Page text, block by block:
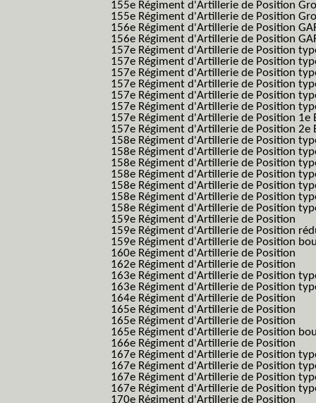
155e Régiment d'Artillerie de Position
155e Régiment d'Artillerie de Position
156e Régiment d'Artillerie de Position
156e Régiment d'Artillerie de Position
157e Régiment d'Artillerie de Position
157e Régiment d'Artillerie de Position
157e Régiment d'Artillerie de Position
157e Régiment d'Artillerie de Position
157e Régiment d'Artillerie de Position
157e Régiment d'Artillerie de Position
157e Régiment d'Artillerie de Position 1e
157e Régiment d'Artillerie de Position 2e
158e Régiment d'Artillerie de Position
158e Régiment d'Artillerie de Position
158e Régiment d'Artillerie de Position
158e Régiment d'Artillerie de Position
158e Régiment d'Artillerie de Position
158e Régiment d'Artillerie de Position
158e Régiment d'Artillerie de Position
159e Régiment d'Artillerie de Position
159e Régiment d'Artillerie de Position
159e Régiment d'Artillerie de Position
160e Régiment d'Artillerie de Position
162e Régiment d'Artillerie de Position
163e Régiment d'Artillerie de Position
163e Régiment d'Artillerie de Position
164e Régiment d'Artillerie de Position
165e Régiment d'Artillerie de Position
165e Régiment d'Artillerie de Position
165e Régiment d'Artillerie de Position
166e Régiment d'Artillerie de Position
167e Régiment d'Artillerie de Position
167e Régiment d'Artillerie de Position
167e Régiment d'Artillerie de Position
167e Régiment d'Artillerie de Position
170e Régiment d'Artillerie de Position